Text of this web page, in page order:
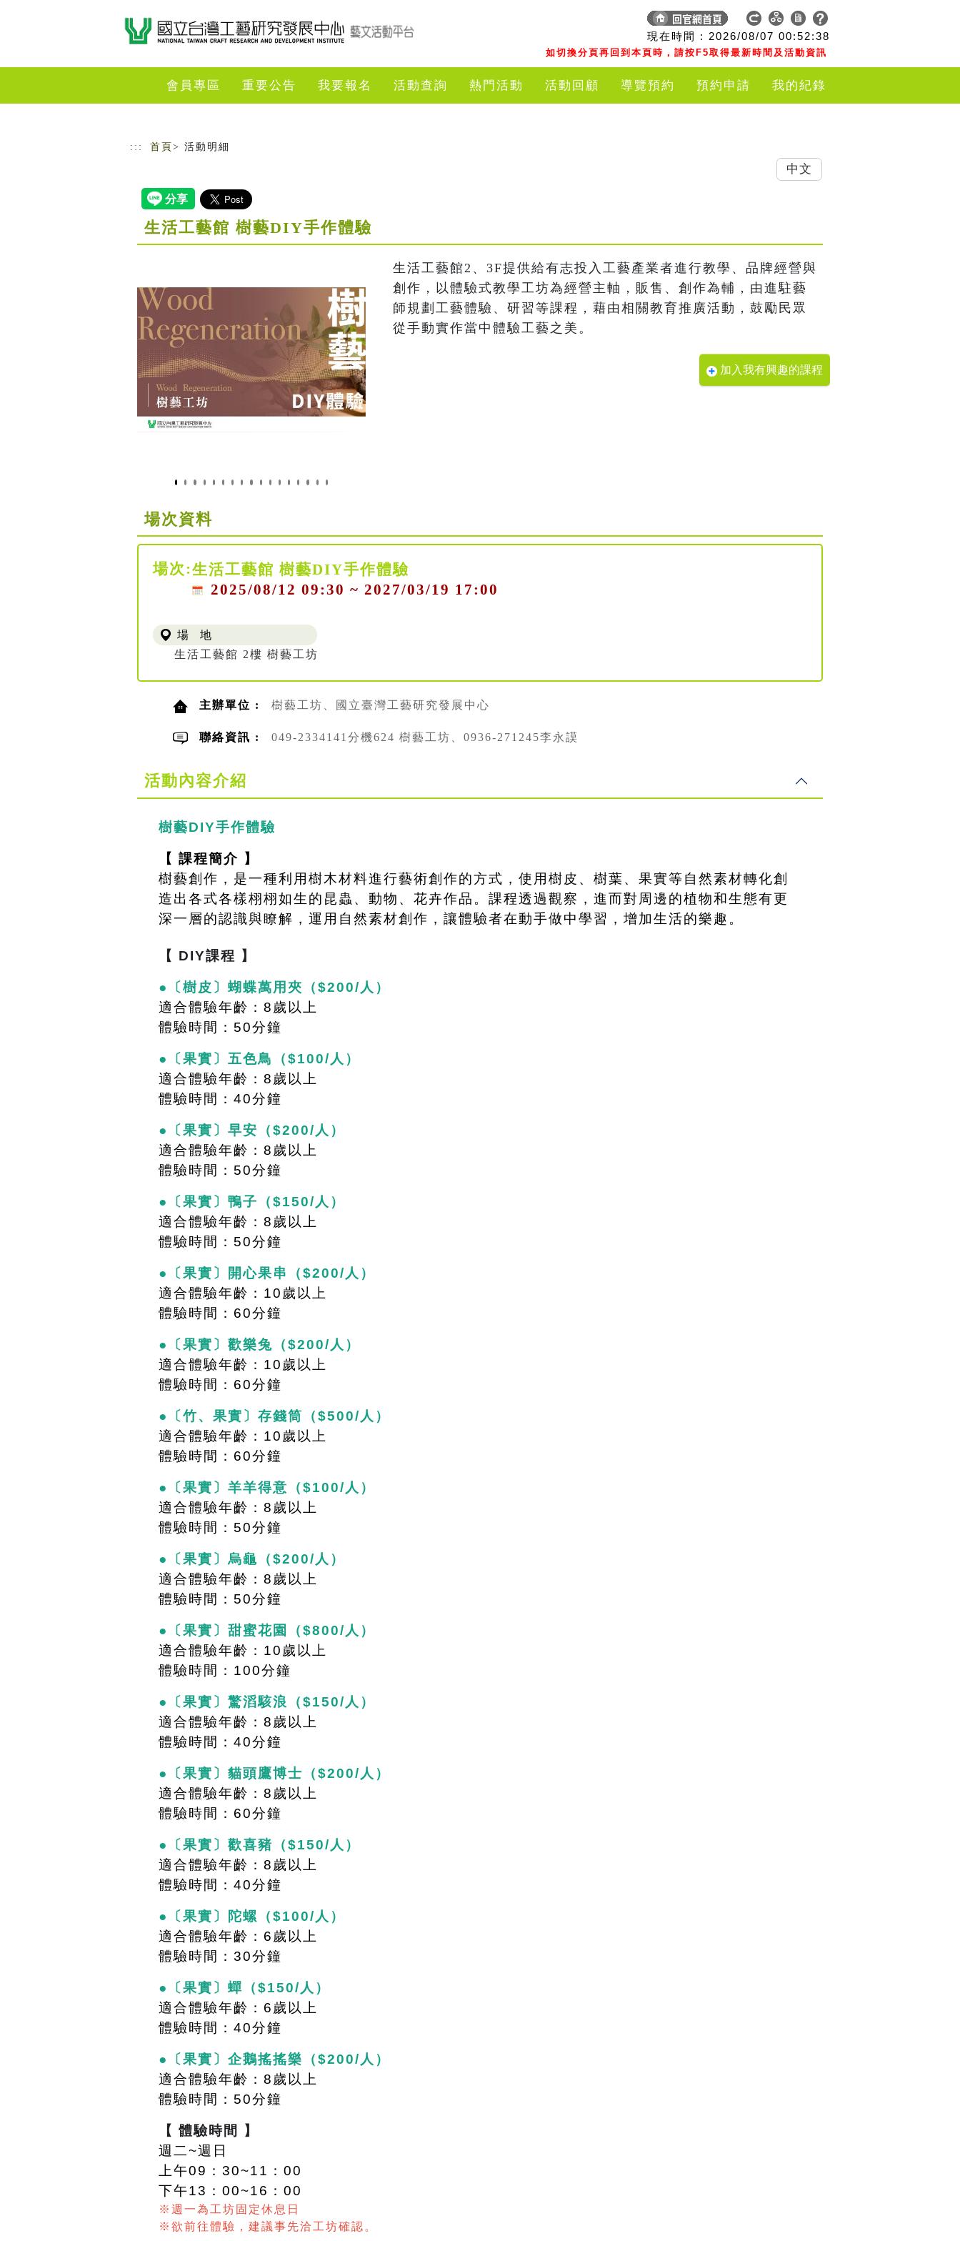
現在時間 : 2026/08/07 00:52:39
如切換分頁再回到本頁時，請按F5取得最新時間及活動資訊
會員專區 重要公告 我要報名 活動查詢 熱門活動 活動回顧 導覽預約 預約申請 我的紀錄
::: 首頁 > 活動明細
生活工藝館 樹藝DIY手作體驗
生活工藝館2、3F提供給有志投入工藝產業者進行教學、品牌經營與
創作，以體驗式教學工坊為經營主軸，販售、創作為輔，由進駐藝
師規劃工藝體驗、研習等課程，藉由相關教育推廣活動，鼓勵民眾
從手動實作當中體驗工藝之美。
加入我有興趣的課程
場次資料
場次:生活工藝館 樹藝DIY手作體驗
2025/08/12 09:30 ~ 2027/03/19 17:00
場 地
生活工藝館 2樓 樹藝工坊
主辦單位 : 樹藝工坊、國立臺灣工藝研究發展中心
聯絡資訊 : 049-2334141分機624 樹藝工坊、0936-271245李永謨
活動內容介紹
樹藝DIY手作體驗
【 課程簡介 】
樹藝創作，是一種利用樹木材料進行藝術創作的方式，使用樹皮、樹葉、果實等自然素材轉化創
造出各式各樣栩栩如生的昆蟲、動物、花卉作品。課程透過觀察，進而對周邊的植物和生態有更
深一層的認識與瞭解，運用自然素材創作，讓體驗者在動手做中學習，增加生活的樂趣。
【 DIY課程 】
●〔樹皮〕 蝴蝶萬用夾 （$200/人）
適合體驗年齡：8歲以上
體驗時間：50分鐘
●〔果實〕五色鳥（$100/人）
適合體驗年齡：8歲以上
體驗時間：40分鐘
●〔果實〕早安（$200/人）
適合體驗年齡：8歲以上
體驗時間：50分鐘
●〔果實〕鴨子（$150/人）
適合體驗年齡：8歲以上
體驗時間：50分鐘
●〔果實〕開心果串（$200/人）
適合體驗年齡：10歲以上
體驗時間：60分鐘
●〔果實〕歡樂兔（$200/人）
適合體驗年齡：10歲以上
體驗時間：60分鐘
●〔竹、果實〕存錢筒（$500/人）
適合體驗年齡：10歲以上
體驗時間：60分鐘
●〔果實〕羊羊得意（$100/人）
適合體驗年齡：8歲以上
體驗時間：50分鐘
●〔果實〕烏龜（$200/人）
適合體驗年齡：8歲以上
體驗時間：50分鐘
●〔果實〕甜蜜花園（$800/人）
適合體驗年齡：10歲以上
體驗時間：100分鐘
●〔果實〕驚滔駭浪（$150/人）
適合體驗年齡：8歲以上
體驗時間：40分鐘
●〔果實〕貓頭鷹博士（$200/人）
適合體驗年齡：8歲以上
體驗時間：60分鐘
●〔果實〕歡喜豬（$150/人）
適合體驗年齡：8歲以上
體驗時間：40分鐘
●〔果實〕陀螺（$100/人）
適合體驗年齡：6歲以上
體驗時間：30分鐘
●〔果實〕蟬（$150/人）
適合體驗年齡：6歲以上
體驗時間：40分鐘
●〔果實〕企鵝搖搖樂（$200/人）
適合體驗年齡：8歲以上
體驗時間：50分鐘
【 體驗時間 】
週二~週日
上午09：30~11：00
下午13：00~16：00
※週一為工坊固定休息日
※欲前往體驗，建議事先洽工坊確認。